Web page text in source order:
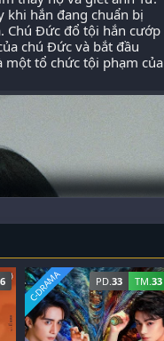
khi hắn đang chuẩn bị
Chú Đức đổ tội hắn cướp
chú Đức và bắt đầu
tổ chức tội phạm của
PD. 33 TM. 33
C-DRAMA